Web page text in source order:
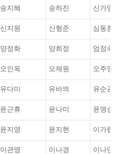
송지혜 송하진 신가영
신지원 신형준 심동훈
양정화 양희정 엄정숙
오인옥 오제원 오주영
유다미 유바믜 유순관
윤근휴 윤나미 윤명순
윤지영 윤지현 이가람
이관명 이나경 이나단